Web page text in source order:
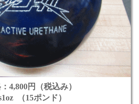
4,800円（税込み）
（15ポンド）